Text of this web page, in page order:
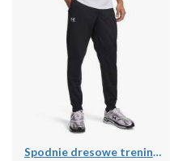
Spodnie dresowe treningowe męskie Under Armour Tricot Jogger (1290261-001)